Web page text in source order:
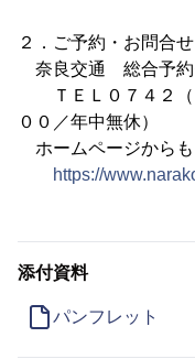
２．ご予約・お問合せ
奈良交通 総合予約
ＴＥＬ０７４２（
００／年中無休）
ホームページからも
https://
添付資料
パンフレット